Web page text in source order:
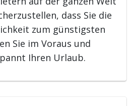
dass Sie die
zum günstigsten
Sie im Voraus und
Ihren Urlaub.